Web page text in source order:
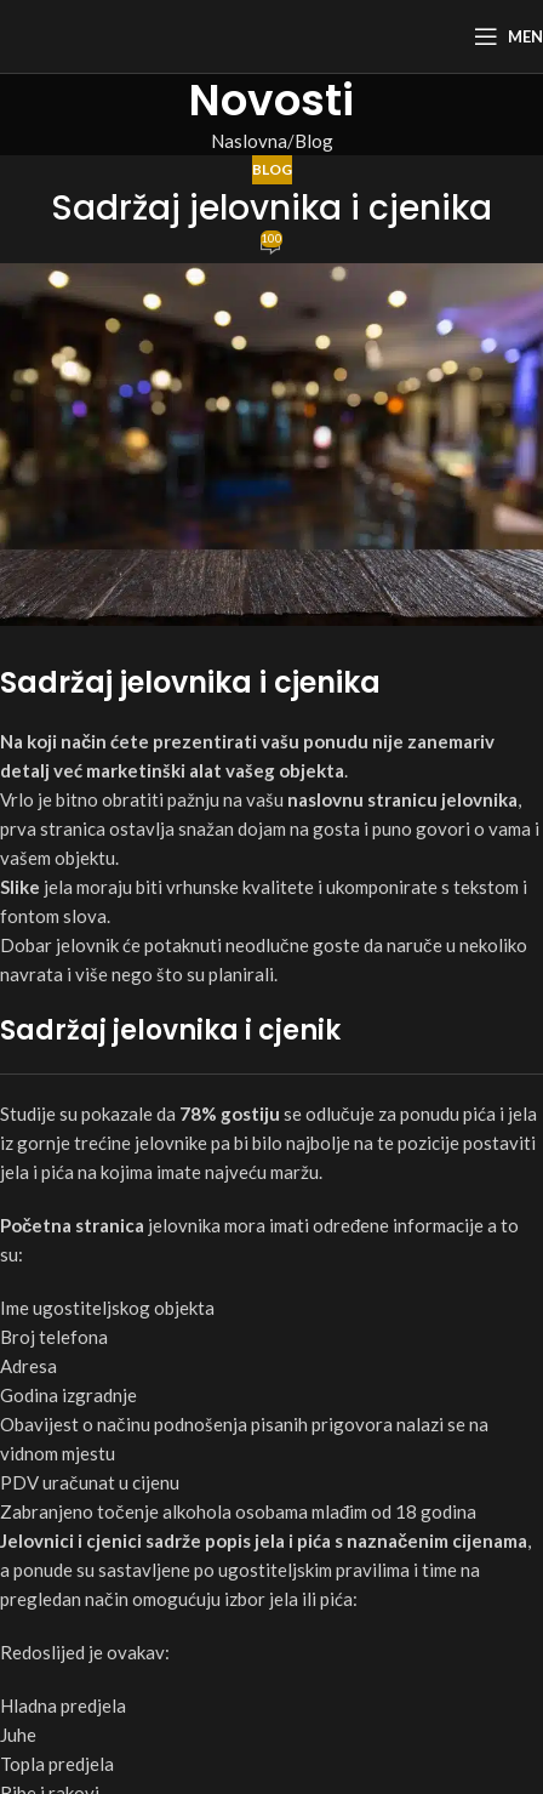
Novosti
Naslovna Blog
BLOG
Sadržaj jelovnika i cjenika
100
Sadržaj jelovnika i cjenika
Na koji način ćete prezentirati vašu ponudu nije zanemariv
detalj već marketinški alat vašeg objekta.
Vrlo je bitno obratiti pažnju na vašu naslovnu stranicu jelovnika,
prva stranica ostavlja snažan dojam na gosta i puno govori o vama i
vašem objektu.
Slike jela moraju biti vrhunske kvalitete i ukomponirate s tekstom i
fontom slova.
Dobar jelovnik će potaknuti neodlučne goste da naruče u nekoliko
navrata i više nego što su planirali.
Sadržaj jelovnika i cjenik
Studije su pokazale da 78% gostiju se odlučuje za ponudu pića i jela
iz gornje trećine jelovnike pa bi bilo najbolje na te pozicije postaviti
jela i pića na kojima imate najveću maržu.
Početna stranica jelovnika mora imati određene informacije a to
su:
Ime ugostiteljskog objekta
Broj telefona
Adresa
Godina izgradnje
Obavijest o načinu podnošenja pisanih prigovora nalazi se na
vidnom mjestu
PDV uračunat u cijenu
Zabranjeno točenje alkohola osobama mlađim od 18 godina
Jelovnici i cjenici sadrže popis jela i pića s naznačenim cijenama,
a ponude su sastavljene po ugostiteljskim pravilima i time na
pregledan način omogućuju izbor jela ili pića:
Redoslijed je ovakav:
Hladna predjela
Juhe
Topla predjela